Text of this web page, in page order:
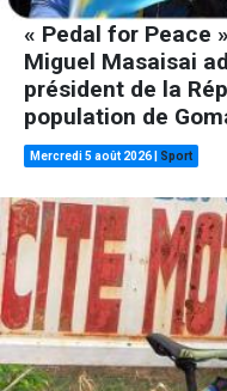
« Pedal for Peace
Miguel Masaisai
président de la
population de
Mercredi 5 août 2026 Sport